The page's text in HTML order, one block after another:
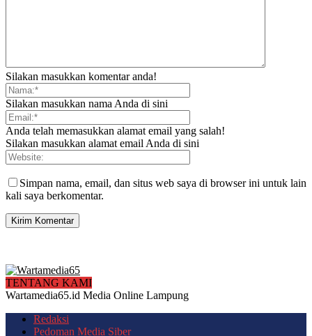
Silakan masukkan komentar anda!
Silakan masukkan nama Anda di sini
Anda telah memasukkan alamat email yang salah!
Silakan masukkan alamat email Anda di sini
Simpan nama, email, dan situs web saya di browser ini untuk lain
kali saya berkomentar.
TENTANG KAMI
Wartamedia65.id Media Online Lampung
Redaksi
Pedoman Media Siber